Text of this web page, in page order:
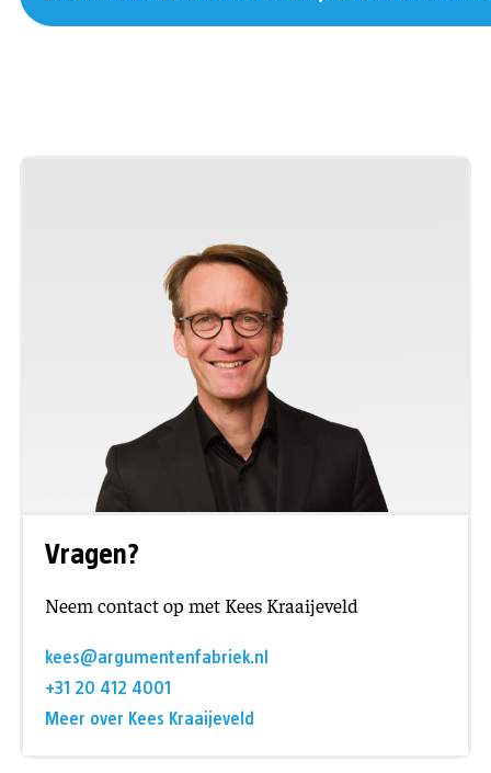
Vragen?
Neem contact op met Kees Kraaijeveld
kees@argumentenfabriek.nl
+31 20 412 4001
Meer over Kees Kraaijeveld